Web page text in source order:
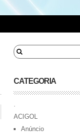
CATEGORIA
.
ACIGOL
Anúncio